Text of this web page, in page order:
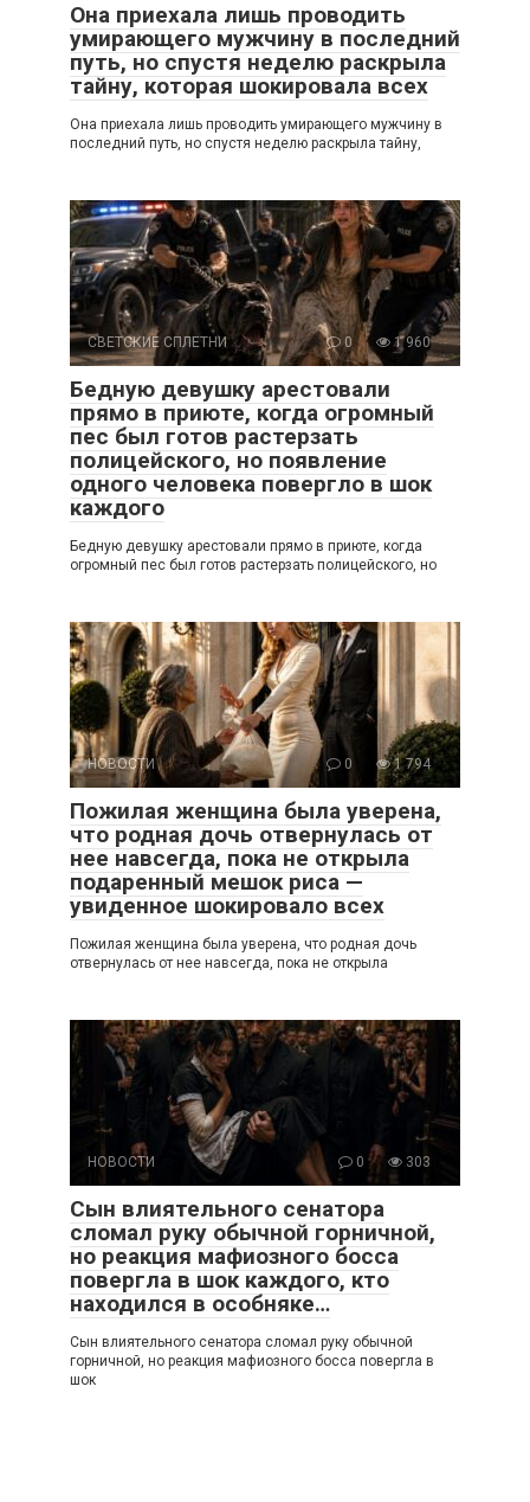
Она приехала лишь проводить
умирающего мужчину в последний
путь, но спустя неделю раскрыла
тайну, которая шокировала всех
Она приехала лишь проводить умирающего мужчину в
последний путь, но спустя неделю раскрыла тайну,
СВЕТСКИЕ СПЛЕТНИ 0 1 960
Бедную девушку арестовали
прямо в приюте, когда огромный
пес был готов растерзать
полицейского, но появление
одного человека повергло в шок
каждого
Бедную девушку арестовали прямо в приюте, когда
огромный пес был готов растерзать полицейского, но
НОВОСТИ 0 1 794
Пожилая женщина была уверена,
что родная дочь отвернулась от
нее навсегда, пока не открыла
подаренный мешок риса —
увиденное шокировало всех
Пожилая женщина была уверена, что родная дочь
отвернулась от нее навсегда, пока не открыла
НОВОСТИ 0 303
Сын влиятельного сенатора
сломал руку обычной горничной,
но реакция мафиозного босса
повергла в шок каждого, кто
находился в особняке…
Сын влиятельного сенатора сломал руку обычной
горничной, но реакция мафиозного босса повергла в
шок